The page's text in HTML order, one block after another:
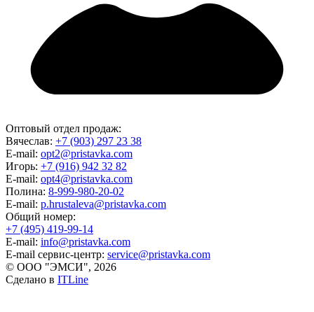
Оптовый отдел продаж:
Вячеслав: +7 (903) 297 23 38
E-mail: opt2@pristavka.com
Игорь: +7 (916) 942 32 82
E-mail: opt4@pristavka.com
Полина: 8-999-980-20-02
E-mail: p.hrustaleva@pristavka.com
Общий номер:
+7 (495) 419-99-14
E-mail: info@pristavka.com
E-mail сервис-центр: service@pristavka.com
© ООО "ЭМСИ", 2026
Сделано в ITLine